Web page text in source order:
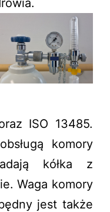
ISO 13485.
komory
kółka z
Waga komory
jest także